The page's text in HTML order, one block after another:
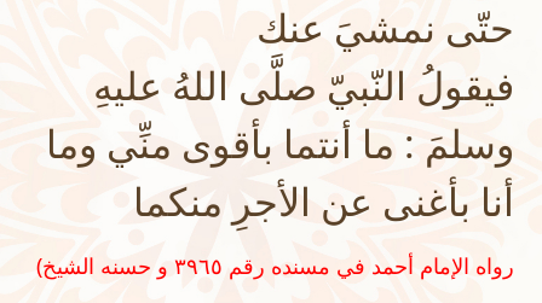
حتّى نمشيَ عنك
فيقولُ النّبيّ صلَّى اللهُ عليهِ
وسلمَ : ما أنتما بأقوى منِّي وما
أنا بأغنى عن الأجرِ منكما
(رواه الإمام أحمد في مسنده رقم ٣٩٦٥ و حسنه الشيخ